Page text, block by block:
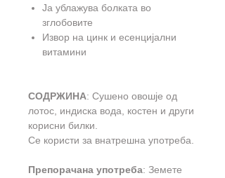
Ја ублажува болката во
зглобовите
Извор на цинк и есенцијални
витамини
СОДРЖИНА: Сушено овошје од
лотос, индиска вода, костен и други
корисни билки.
Се користи за внатрешна употреба.
Препорачана употреба: Земете